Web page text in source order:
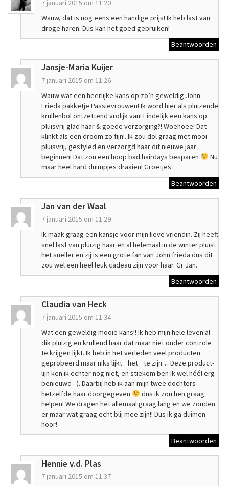
7 januari 2015 om 11:20
Wauw, dat is nog eens een handige prijs! Ik heb last van
droge haren. Dus kan het goed gebruiken!
Beantwoorden
Jansje-Maria Kuijer
7 januari 2015 om 11:26
Wauw wat een heerlijke kans op zo’n geweldig John
Frieda pakketje Passievrouwen! Ik word hier als pluizende
krullenbol ontzettend vrolijk van! Eindelijk een kans op
pluisvrij glad haar & goede verzorging?! Woehoee! Dat
klinkt als een droom zo fijn!. Ik zou dol graag met mooi
pluisvrij, gestyled en verzorgd haar dit nieuwe jaar
beginnen! Dat zou een hoop bad hairdays besparen
Nu
maar heel hard duimpjes draaien! Groetjes
Beantwoorden
Jan van der Waal
7 januari 2015 om 11:29
Ik maak graag een kansje voor mijn lieve vriendin. Zij heeft
snel last van pluizig haar en al helemaal in de winter pluist
het sneller en zij is een grote fan van John frieda dus dit
zou wel een heel leuk cadeau zijn voor haar. Gr Jan.
Beantwoorden
Claudia van Heck
7 januari 2015 om 11:34
Wat een geweldig mooie kans!! Ik heb mijn hele leven al
dik pluizig en krullend haar dat maar niet onder controle
te krijgen lijkt. Ik heb in het verleden veel producten
geprobeerd maar niks lijkt ¨het¨ te zijn… Deze product-
lijn ken ik echter nog niet, en stiekem ben ik wel héél erg
benieuwd :-). Daarbij heb ik aan mijn twee dochters
hetzelfde haar doorgegeven
dus ik zou hen graag
helpen! We dragen het allemaal graag lang en we zouden
er maar wat graag echt blij mee zijn!! Dus ik ga duimen
hoor!
Beantwoorden
Hennie v.d. Plas
7 januari 2015 om 11:37